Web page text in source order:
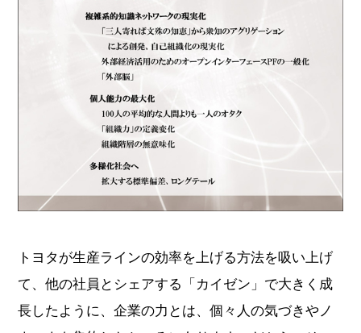
トヨタが生産ラインの効率を上げる方法を吸い上げ
て、他の社員とシェアする「カイゼン」で大きく成
長したように、企業の力とは、個々人の気づきやノ